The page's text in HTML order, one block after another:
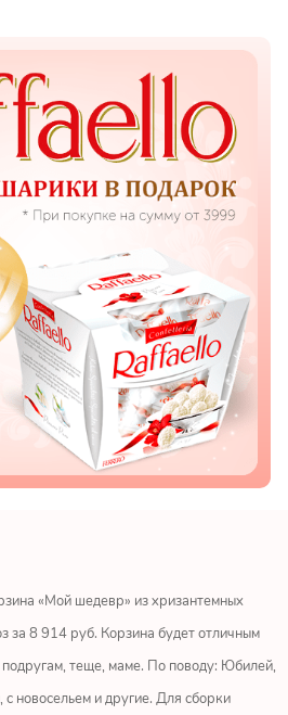
«Мой шедевр» из хризантемных
за 8 914 руб. Корзина будет отличным
теще, маме. По поводу: Юбилей,
с новосельем и другие. Для сборки